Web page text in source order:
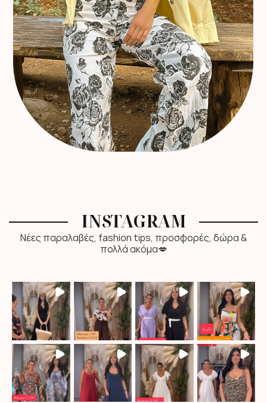
INSTAGRAM
Νέες παραλαβές, fashion tips, προσφορές, δώρα &
πολλά ακόμα💋